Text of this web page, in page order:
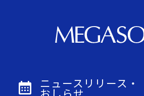
ニュースリリース・
おしらせ